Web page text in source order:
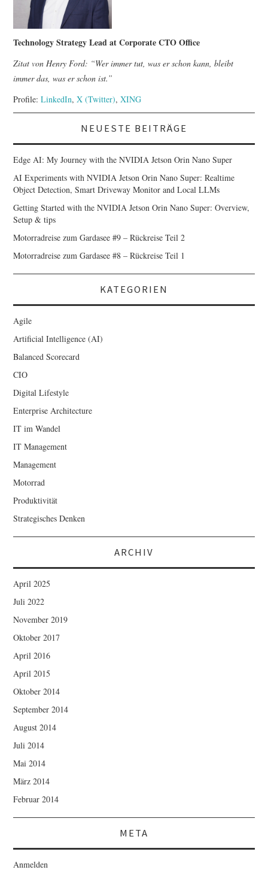
Technology Strategy Lead at Corporate CTO Office
Zitat von Henry Ford: “Wer immer tut, was er schon kann, bleibt
immer das, was er schon ist.”
Profile:LinkedIn,X (Twitter),XING
NEUESTE BEITRÄGE
Edge AI: My Journey with the NVIDIA Jetson Orin Nano Super
AI Experiments with NVIDIA Jetson Orin Nano Super: Realtime
Object Detection, Smart Driveway Monitor and Local LLMs
Getting Started with the NVIDIA Jetson Orin Nano Super: Overview,
Setup & tips
Motorradreise zum Gardasee #9 – Rückreise Teil 2
Motorradreise zum Gardasee #8 – Rückreise Teil 1
KATEGORIEN
Agile
Artificial Intelligence (AI)
Balanced Scorecard
CIO
Digital Lifestyle
Enterprise Architecture
IT im Wandel
IT Management
Management
Motorrad
Produktivität
Strategisches Denken
ARCHIV
April 2025
Juli 2022
November 2019
Oktober 2017
April 2016
April 2015
Oktober 2014
September 2014
August 2014
Juli 2014
Mai 2014
März 2014
Februar 2014
META
Anmelden